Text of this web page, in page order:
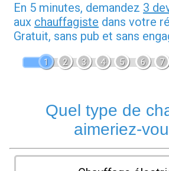
En 5 minutes, demandez 3
aux chauffagiste dans votre
Gratuit, sans pub et sans
1 2 3 4 5 6 7
Quel type de
aimeriez-